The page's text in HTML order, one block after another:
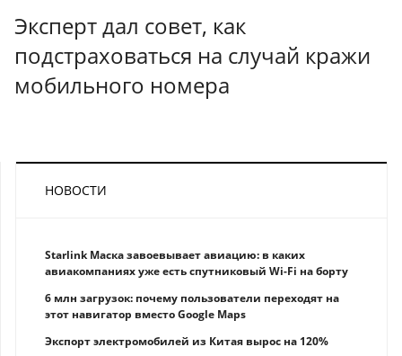
Эксперт дал совет, как
подстраховаться на случай кражи
мобильного номера
НОВОСТИ
Starlink Маска завоевывает авиацию: в каких
авиакомпаниях уже есть спутниковый Wi-Fi на борту
6 млн загрузок: почему пользователи переходят на
этот навигатор вместо Google Maps
Экспорт электромобилей из Китая вырос на 120%